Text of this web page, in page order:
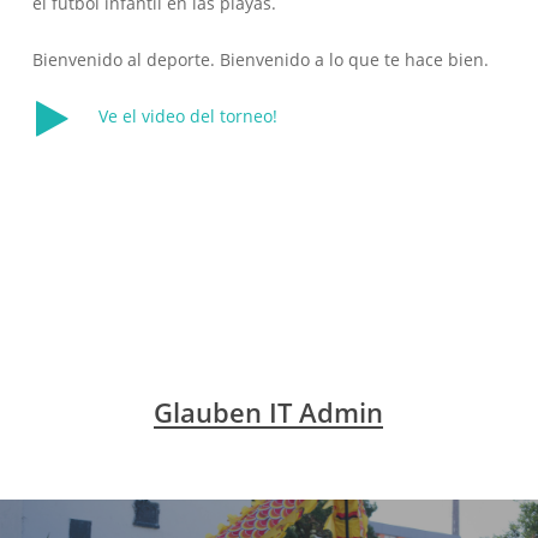
Bienvenido al deporte. Bienvenido a lo que te hace bien.
Ve el video del torneo!
Glauben IT Admin